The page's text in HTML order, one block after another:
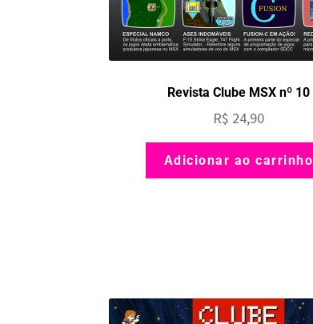
Revista Clube MSX nº 10
R$ 24,90
Adicionar ao carrinho